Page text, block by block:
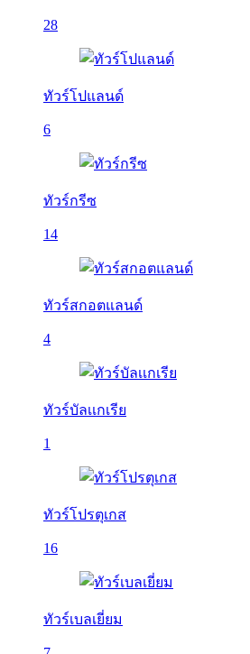
28
ทัวร์โปแลนด์
6
ทัวร์กรีซ
14
ทัวร์สกอตแลนด์
4
ทัวร์บัลเเกเรีย
1
ทัวร์โปรตุเกส
16
ทัวร์เบลเยี่ยม